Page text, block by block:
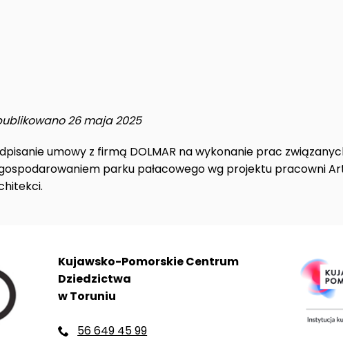
26 maja 2025
umowy z firmą DOLMAR na wykonanie prac
parku pałacowego wg projektu pracowni
Kujawsko-Pomorskie Centrum
Dziedzictwa
w Toruniu
 56 649 45 99